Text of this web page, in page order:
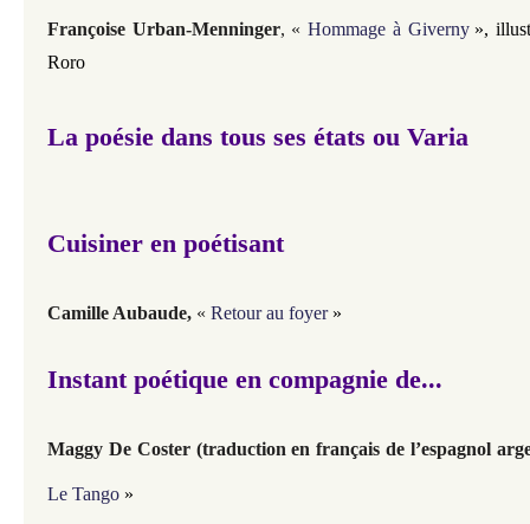
Françoise Urban-Menninger, «Hommage à Giverny »,
Roro
La poésie dans tous ses états ou Varia
Cuisiner en poétisant
Camille Aubaude, « Retour au foyer »
Instant poétique en compagnie de...
Maggy De Coster (traduction en français de l’espagnol
Le Tango »